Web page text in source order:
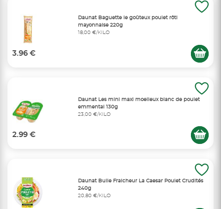
Daunat Baguette le goûteux poulet rôti
mayonnaise 220g
18,00 €/KILO
3.96 €
Daunat Les mini maxi moelleux blanc de poulet
emmental 130g
23,00 €/KILO
2.99 €
Daunat Bulle Fraicheur La Caesar Poulet Crudités
240g
20,80 €/KILO